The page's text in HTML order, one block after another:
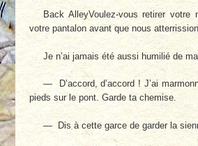
Back AlleyVoulez-vous retirer
votre pantalon avant que nous
Je n’ai jamais été aussi humilié de
— D’accord, d’accord ! J’ai
pieds sur le pont. Garde ta chemise.
— Dis à cette garce de garder la